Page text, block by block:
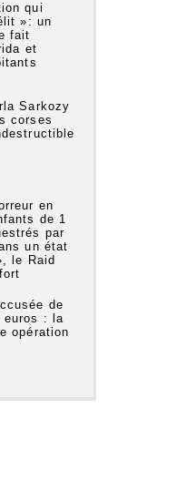
qui
»: un
fait
et
Sarkozy
corses
en
de 1
par
un état
le Raid
de
euros : la
opération